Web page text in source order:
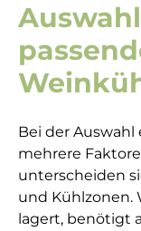
Bei der
mehrere
unterscheiden
und Kühlzonen.
lagert, benötigt